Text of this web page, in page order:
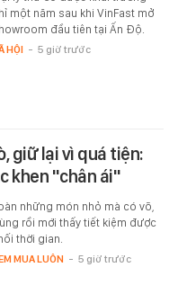
một năm sau khi VinFast mở
đầu tiên tại Ấn Độ.
HỘI - 5 giờ trước
giữ lại vì quá tiện:
khen "chân ái"
những món nhỏ mà có võ,
rồi mới thấy tiết kiệm được
thời gian.
MUA LUÔN - 5 giờ trước